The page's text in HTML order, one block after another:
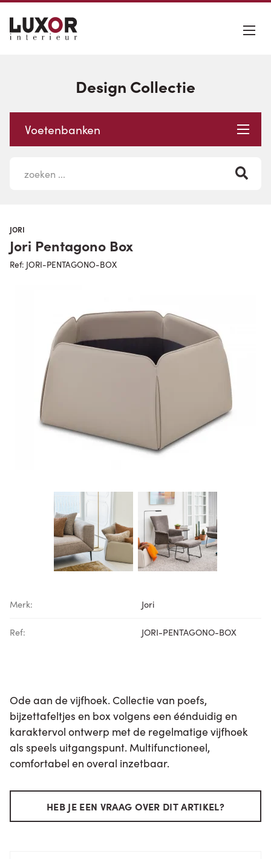
Design Collectie
Voetenbanken
JORI
Jori Pentagono Box
Ref: JORI-PENTAGONO-BOX
Merk: Jori
Ref: JORI-PENTAGONO-BOX
Ode aan de vijfhoek. Collectie van poefs,
bijzettafeltjes en box volgens een éénduidig en
karaktervol ontwerp met de regelmatige vijfhoek
als speels uitgangspunt. Multifunctioneel,
comfortabel en overal inzetbaar.
HEB JE EEN VRAAG OVER DIT ARTIKEL?